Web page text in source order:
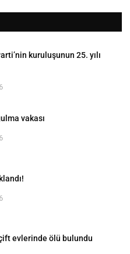
kuruluşunun 25. yılı
vakası
evlerinde ölü bulundu